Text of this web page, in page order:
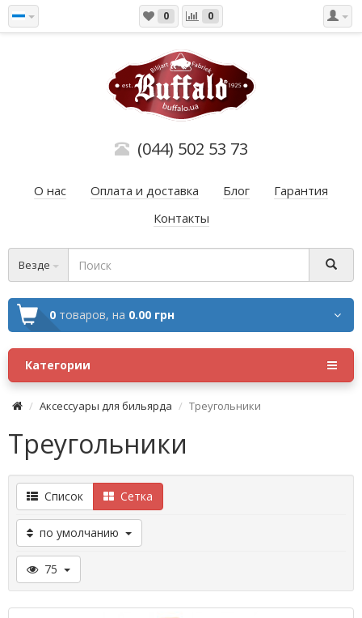
0 0
(044) 502 53 73
О нас Оплата и доставка Блог
Гарантия
Контакты
Везде
0 товаров, на 0.00 грн
Категории
Аксессуары для бильярда Треугольники
Треугольники
Список Сетка
по умолчанию
75